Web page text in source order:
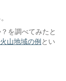
を調べてみたと
山地域の例 とい